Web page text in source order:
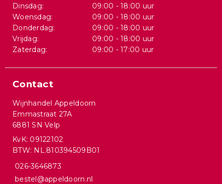
Dinsdag:
09:00 - 18:00 uur
Woensdag:
09:00 - 18:00 uur
Donderdag:
09:00 - 18:00 uur
Vrijdag:
09:00 - 18:00 uur
Zaterdag:
09:00 - 17:00 uur
Contact
Wijnhandel Appeldoorn
Emmastraat 27A
6881 SN Velp
KvK: 09122102
BTW: NL.810394509B01
026-3646873
bestel@appeldoorn.nl